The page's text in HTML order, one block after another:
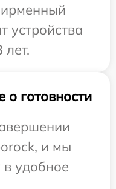
устройства
готовности
и мы
в удобное